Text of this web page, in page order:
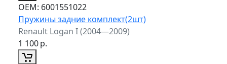
ОЕМ: 6001551022
Пружины задние комплект(2шт)
Renault Logan I (2004—2009)
1 100р.